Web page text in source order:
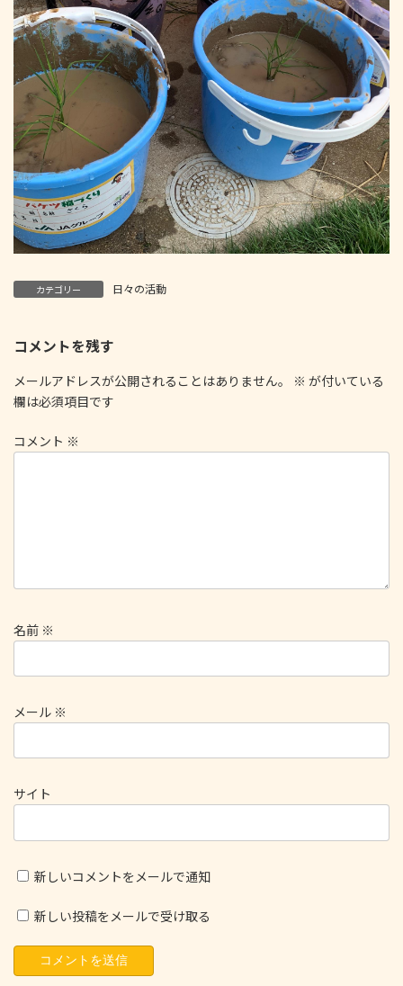
カテゴリー 日々の活動
コメントを残す
メールアドレスが公開されることはありません。 ※ が付いている
欄は必須項目です
コメント ※
名前 ※
メール ※
サイト
新しいコメントをメールで通知
新しい投稿をメールで受け取る